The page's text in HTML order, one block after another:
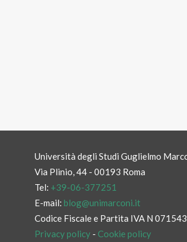
Università degli Studi Guglielmo
Via Plinio, 44 - 00193 Roma
Tel: +39-06-377251
E-mail: blog@unimarconi.it
Codice Fiscale e Partita IVA N
Privacy policy - Cookie policy